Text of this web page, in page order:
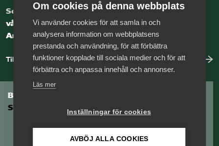
Som medlem har du tillgång till
vår digitala kunskapsbank
Arbetsgivarguiden
Till Arbetsgivarguiden
Bli medlem i
Säkerhetsföretagen
Om cookies på denna webbplats
Vi använder cookies för att samla in och
analysera information om webbplatsens
prestanda och användning, för att förbättra
funktioner kopplade till sociala medier och för att
förbättra och anpassa innehåll och annonser.
Läs mer
Inställningar för cookies
AVBÖJ ALLA COOKIES